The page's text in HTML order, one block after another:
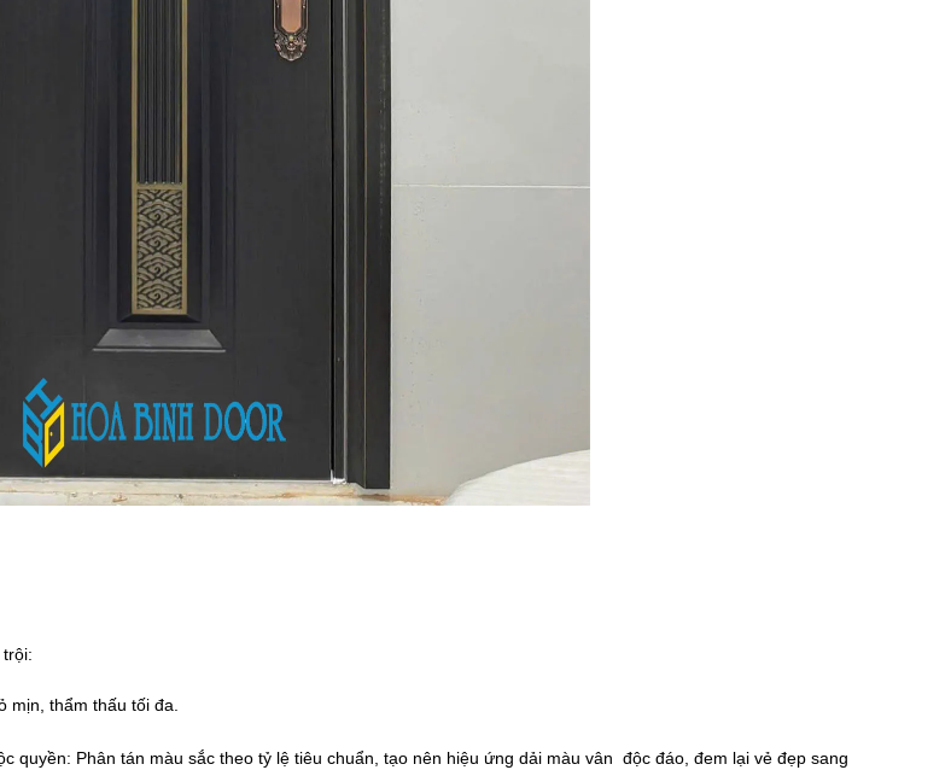
mịn, thẩm thấu tối đa.
Phân tán màu sắc theo tỷ lệ tiêu chuẩn, tạo nên hiệu ứng dải màu vân độc đáo, đem lại vẻ đẹp sang